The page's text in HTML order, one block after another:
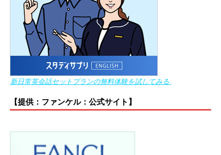
新日常英会話セットプランの無料体験を試してみる
【提供：ファンケル：公式サイト】